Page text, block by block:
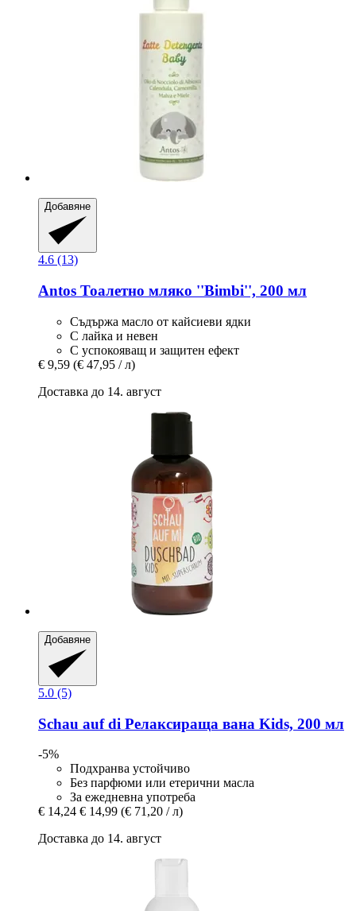
Добавяне
4.6 (13)
Antos Тоалетно мляко ''Bimbi'', 200 мл
Съдържа масло от кайсиеви ядки
С лайка и невен
С успокояващ и защитен ефект
€ 9,59 (€ 47,95 / л)
Доставка до 14. август
Добавяне
5.0 (5)
Schau auf di Релаксираща вана Kids, 200 мл
-5%
Подхранва устойчиво
Без парфюми или етерични масла
За ежедневна употреба
€ 14,24 € 14,99 (€ 71,20 / л)
Доставка до 14. август